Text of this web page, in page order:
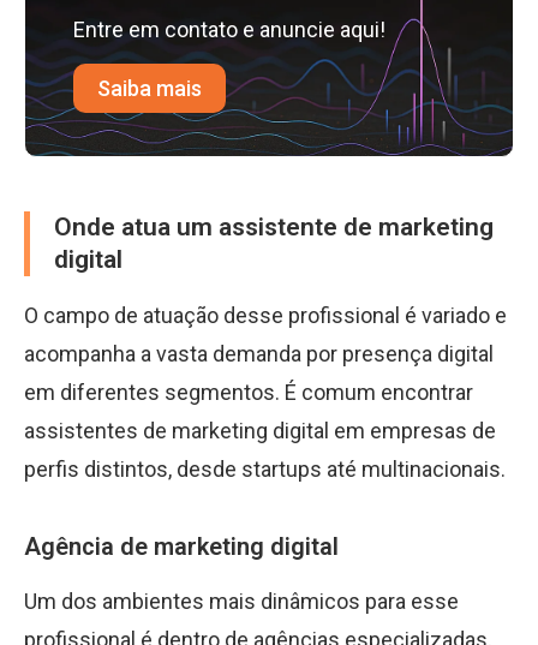
Entre em contato e anuncie aqui!
Saiba mais
Onde atua um assistente de marketing
digital
O campo de atuação desse profissional é variado e
acompanha a vasta demanda por presença digital
em diferentes segmentos. É comum encontrar
assistentes de marketing digital em empresas de
perfis distintos, desde startups até multinacionais.
Agência de marketing digital
Um dos ambientes mais dinâmicos para esse
profissional é dentro de agências especializadas.